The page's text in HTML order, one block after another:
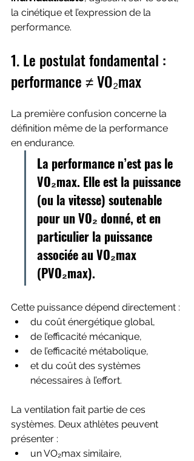
la cinétique et l’expression de la
performance.
1. Le postulat fondamental :
performance ≠ VO₂max
La première confusion concerne la
définition même de la performance
en endurance.
La performance n’est pas le
VO₂max. Elle est la puissance
(ou la vitesse) soutenable
pour un VO₂ donné, et en
particulier la puissance
associée au VO₂max
(PVO₂max).
Cette puissance dépend directement :
du coût énergétique global,
de l’efficacité mécanique,
de l’efficacité métabolique,
et du coût des systèmes
nécessaires à l’effort.
La ventilation fait partie de ces
systèmes. Deux athlètes peuvent
présenter :
un VO₂max similaire,